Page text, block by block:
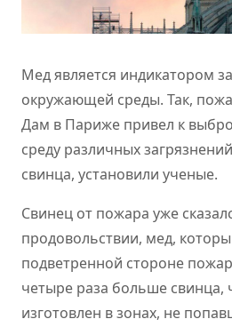
Мед является индикатором
окружающей среды. Так,
Дам в Париже привел к
среду различных
свинца, установили ученые.
Свинец от пожара уже
продовольствии, мед,
подветренной стороне
четыре раза больше свинца,
изготовлен в зонах, не